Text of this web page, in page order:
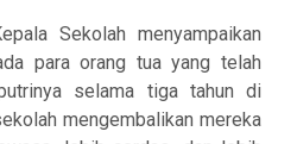
Sekolah menyampaikan
para orang tua yang telah
selama tiga tahun di
mengembalikan mereka